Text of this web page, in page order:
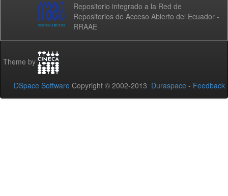
Repositorio integrado a la Red de
Repositorios de Acceso Abierto del Ecuador -
RRAAE
Theme by
DSpace Software Copyright © 2002-2013 Duraspace - Feedback